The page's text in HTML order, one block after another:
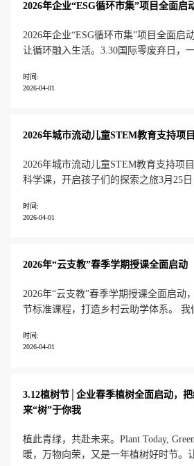
2026年企业“ESG循环市集”项目全面启
2026年企业“ESG循环市集”项目全面启
让循环融入生活。3.30国际零废弃日，
深度连接企业、员工志愿者与乡村孩子
时间:
2026-04-01
2026年城市流动儿童STEM教育支持项
2026年城市流动儿童STEM教育支持项
科学课，开启孩子们的探索之旅3月25
心，开展新学期首场实践活动。志愿者
时间:
2026-04-01
2026年“云支教”春季学期授课全面启动
2026年“云支教”春季学期授课全面启动
节标准课程，打造乡村云助学体系。
项权利？在学校里不能欺负同学，这是
时间:
2026-04-01
3.12植树节│企业春季植树全面启动，
来“树”于你我
植此青绿，共赴未来。Plant Today,
暖，万物向荣，又是一年植树好时节。